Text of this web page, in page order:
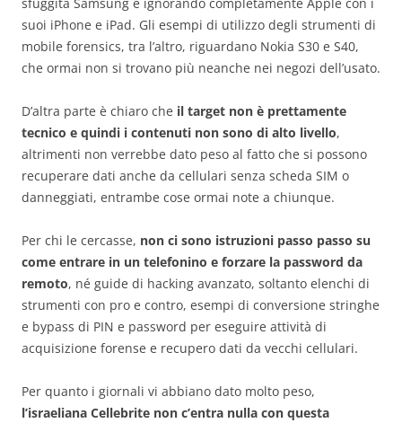
sfuggita Samsung e ignorando completamente Apple con i
suoi iPhone e iPad. Gli esempi di utilizzo degli strumenti di
mobile forensics, tra l’altro, riguardano Nokia S30 e S40,
che ormai non si trovano più neanche nei negozi dell’usato.
D’altra parte è chiaro che il target non è prettamente
tecnico e quindi i contenuti non sono di alto livello,
altrimenti non verrebbe dato peso al fatto che si possono
recuperare dati anche da cellulari senza scheda SIM o
danneggiati, entrambe cose ormai note a chiunque.
Per chi le cercasse, non ci sono istruzioni passo passo su
come entrare in un telefonino e forzare la password da
remoto, né guide di hacking avanzato, soltanto elenchi di
strumenti con pro e contro, esempi di conversione stringhe
e bypass di PIN e password per eseguire attività di
acquisizione forense e recupero dati da vecchi cellulari.
Per quanto i giornali vi abbiano dato molto peso,
l’israeliana Cellebrite non c’entra nulla con questa